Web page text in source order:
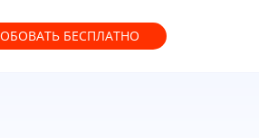
БЕСПЛАТНО